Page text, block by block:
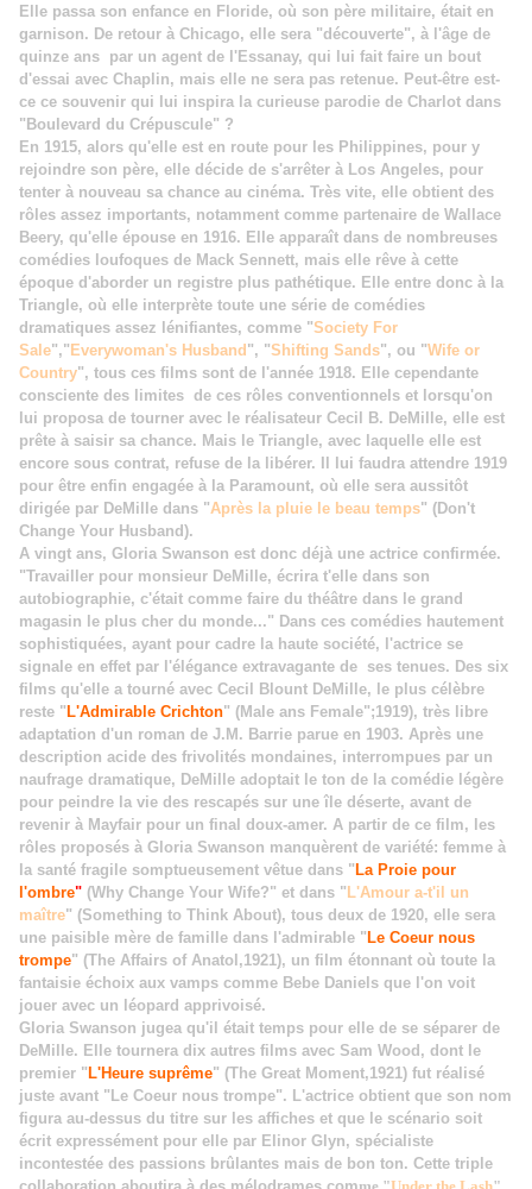
Elle passa son enfance en Floride, où son père militaire, était en
garnison. De retour à Chicago, elle sera "découverte", à l'âge de
quinze ans par un agent de l'Essanay, qui lui fait faire un bout
d'essai avec Chaplin, mais elle ne sera pas retenue. Peut-être est-
ce ce souvenir qui lui inspira la curieuse parodie de Charlot dans
"Boulevard du Crépuscule" ?
En 1915, alors qu'elle est en route pour les Philippines, pour y
rejoindre son père, elle décide de s'arrêter à Los Angeles, pour
tenter à nouveau sa chance au cinéma. Très vite, elle obtient des
rôles assez importants, notamment comme partenaire de Wallace
Beery, qu'elle épouse en 1916. Elle apparaît dans de nombreuses
comédies loufoques de Mack Sennett, mais elle rêve à cette
époque d'aborder un registre plus pathétique. Elle entre donc à la
Triangle, où elle interprète toute une série de comédies
dramatiques assez lénifiantes, comme "Society For
Sale"," Everywoman's Husband ", "Shifting Sands", ou "Wife or
Country", tous ces films sont de l'année 1918. Elle cependante
consciente des limites de ces rôles conventionnels et lorsqu'on
lui proposa de tourner avec le réalisateur Cecil B. DeMille, elle est
prête à saisir sa chance. Mais le Triangle, avec laquelle elle est
encore sous contrat, refuse de la libérer. Il lui faudra attendre 1919
pour être enfin engagée à la Paramount, où elle sera aussitôt
dirigée par DeMille dans "Après la pluie le beau temps" (Don't
Change Your Husband).
A vingt ans, Gloria Swanson est donc déjà une actrice confirmée.
"Travailler pour monsieur DeMille, écrira t'elle dans son
autobiographie, c'était comme faire du théâtre dans le grand
magasin le plus cher du monde..." Dans ces comédies hautement
sophistiquées, ayant pour cadre la haute société, l'actrice se
signale en effet par l'élégance extravagante de ses tenues. Des six
films qu'elle a tourné avec Cecil Blount DeMille, le plus célèbre
reste " L'Admirable Crichton" (Male ans Female";1919), très libre
adaptation d'un roman de J.M. Barrie parue en 1903. Après une
description acide des frivolités mondaines, interrompues par un
naufrage dramatique, DeMille adoptait le ton de la comédie légère
pour peindre la vie des rescapés sur une île déserte, avant de
revenir à Mayfair pour un final doux-amer. A partir de ce film, les
rôles proposés à Gloria Swanson manquèrent de variété: femme à
la santé fragile somptueusement vêtue dans " La Proie pour
l'ombre" (Why Change Your Wife?" et dans " L'Amour a-t'il un
maître" (Something to Think About), tous deux de 1920, elle sera
une paisible mère de famille dans l'admirable " Le Coeur nous
trompe" (The Affairs of Anatol,1921), un film étonnant où toute la
fantaisie échoix aux vamps comme Bebe Daniels que l'on voit
jouer avec un léopard apprivoisé.
Gloria Swanson jugea qu'il était temps pour elle de se séparer de
DeMille. Elle tournera dix autres films avec Sam Wood, dont le
premier " L'Heure suprême" (The Great Moment,1921) fut réalisé
juste avant "Le Coeur nous trompe". L'actrice obtient que son nom
figura au-dessus du titre sur les affiches et que le scénario soit
écrit expressément pour elle par Elinor Glyn, spécialiste
incontestée des passions brûlantes mais de bon ton. Cette triple